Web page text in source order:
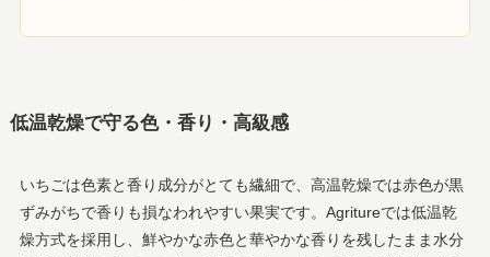
低温乾燥で守る色・香り・高級感
いちごは色素と香り成分がとても繊細で、高温乾燥では赤色が黒
ずみがちで香りも損なわれやすい果実です。Agritureでは低温乾
燥方式を採用し、鮮やかな赤色と華やかな香りを残したまま水分